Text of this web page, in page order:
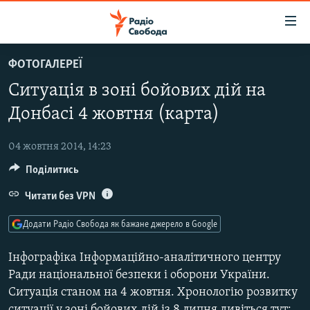
до
основного
матеріалу
Перейти
до
навігації
Перейти
пошуку
ВСЕ ЗА ДОБУ
СТАТТІ
ПОЛІТИКА
ЕКОНОМІКА
СУСПІЛЬСТВО
КУЛЬТУРА
УКРАЇНА
СВІТ
ВІЙНА
РОСІЙСЬКА «ФІЛЬТРАЦІЯ»
ДОНБАС.РЕАЛІЇ
КРИМ.РЕАЛІЇ
ТИ ЯК?
СХЕМИ
КИТАЙ.ВИКЛИКИ
ФОТОГАЛЕРЕЇ
Ситуація в зоні бойових дій на
Донбасі 4 жовтня (карта)
04 жовтня 2014, 14:23
Інфографіка Інформаційно-аналітичного центру
Ради національної безпеки і оборони України.
Ситуація станом на 4 жовтня. Хронологію розвитку
Поділитись
Читати без VPN
Додати Радіо Свобода як бажане джерело в Google